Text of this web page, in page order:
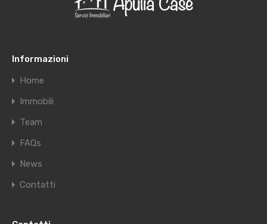
Informazioni
Home
Immobili
Team
FAQs
News
Contatti